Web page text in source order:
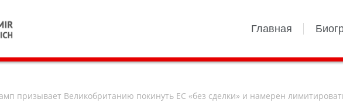
Главная
призывает Великобританию покинуть ЕС «без сделки» и намерен